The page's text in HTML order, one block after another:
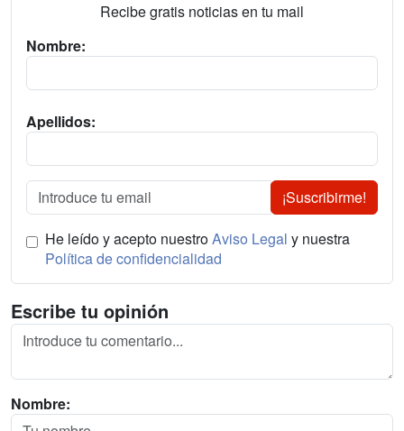
Recibe gratis noticias en tu mail
Nombre:
Apellidos:
¡Suscribirme!
He leído y acepto nuestroAviso Legal y nuestra
Política de confidencialidad
Escribe tu opinión
Nombre: